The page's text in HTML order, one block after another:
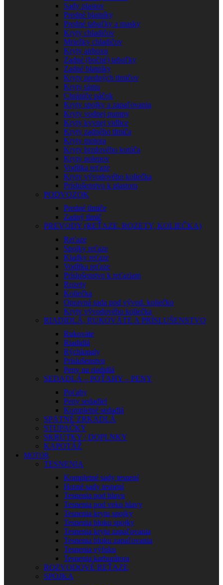
Sady plastov
Predné blatníky
Predné tabuľky a masky
Kryty chladičov
Mriežky chladičov
Kryty airboxu
Zadné (bočné) tabuľky
Zadné blatníky
Kryty predných tlmičov
Kryty rámu
Chrániče páčok
Kryty spojky a zapaľovania
Kryty vodnej pumpy
Kryty kyvnej vidlice
Kryty zadného tlmiča
Kryty motora
Kryty brzdového kotúča
Kryty polepov
Vodítka reťaze
Kryty vývodového koliečka
Príslušenstvo k plastom
PODVOZOK
Predné tlmiče
Zadný tlmič
PREVODY (REŤAZE, ROZETY, KOLIEČKA)
Reťaze
Spojky reťaze
Kladky reťaze
Vodítka reťaze
Príslušenstvo k reťaziam
Rozety
Koliečka
Opravná sada pod vývod. koliečko
Kryty vývodového koliečka
RIADIDLÁ, RUKOVÄTE A PRÍSLUŠENSTVO
Rukoväte
Riadidlá
Rýchlopaly
Príslušenstvo
Peny na riadidlá
SEDADLÁ – POŤAHY – PENY
Poťahy
Peny sedadiel
Kompletné sedadlá
SPÄTNÉ ZRKADLÁ
STUPAČKY
SKRUTKY / DOPLNKY
KAPOTÁŽ
MOTOR
TESNENIA
Kompletné sady tesnení
Horné sady tesnení
Tesnenia pod hlavu
Tesnenia pod veko hlavy
Tesnenia krytu spojky
Tesnenia bloku spojky
Tesnenia krytu zapaľovania
Tesnenia bloku zapaľovania
Tesnenia výfuku
Tesnenia karburátora
ROZVODOVÉ REŤAZE
SPOJKA